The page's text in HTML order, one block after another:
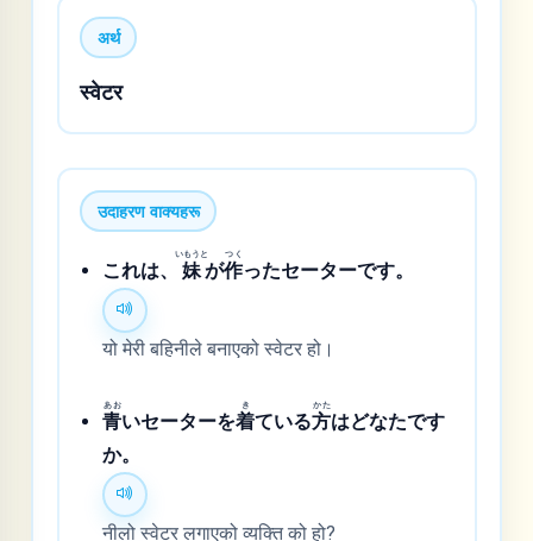
अर्थ
स्वेटर
उदाहरण वाक्यहरू
これは、 妹
いもうと
が作
つく
ったセーターです。
यो मेरी बहिनीले बनाएको स्वेटर हो।
青
あお
いセーターを着
き
ている方
かた
はどなたです
か。
नीलो स्वेटर लगाएको व्यक्ति को हो?